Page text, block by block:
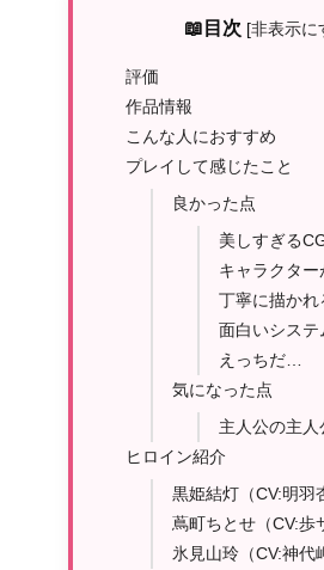
📖目次 [非表示に
評価
作品情報
こんな人におすすめ
プレイして感じたこと
良かった点
美しすぎる
キャラクター
丁寧に描かれ
面白いシステ
えっちだ…
気になった点
主人公の主人
ヒロイン紹介
黒姫結灯（CV:明羽
蔦町ちとせ（CV:歩
氷見山玲（CV:神代